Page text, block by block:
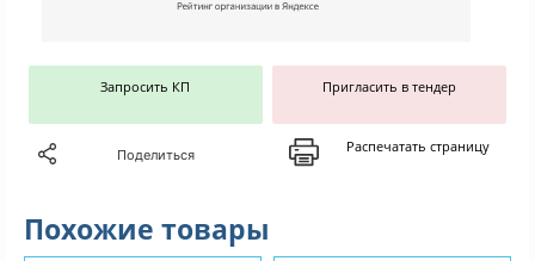
Запросить КП Пригласить в тендер
Поделиться Распечатать страницу
Похожие товары